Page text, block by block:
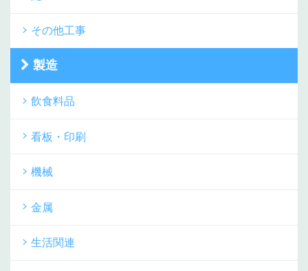
その他工事
製造
飲食料品
看板・印刷
機械
金属
生活関連